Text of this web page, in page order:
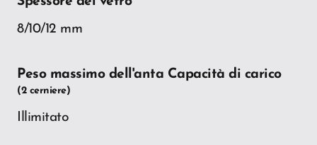
8/10/12 mm
Peso massimo dell'anta Capacità di carico
(2 cerniere)
Illimitato